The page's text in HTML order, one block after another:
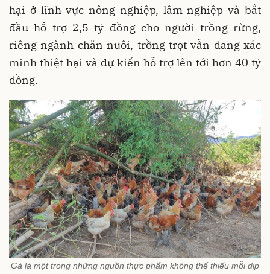
hại ở lĩnh vực nông nghiệp, lâm nghiệp và bắt
đầu hỗ trợ 2,5 tỷ đồng cho người trồng rừng,
riêng ngành chăn nuôi, trồng trọt vẫn đang xác
minh thiệt hại và dự kiến hỗ trợ lên tới hơn 40 tỷ
đồng.
Gà là một trong những nguồn thực phẩm không thể thiếu mỗi dịp